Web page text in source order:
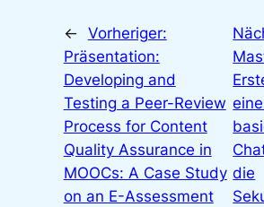
← Vorheriger:
Präsentation:
Developing and
Testing a Peer-Review
Process for Content
Quality Assurance in
MOOCs: A Case Study
on an E-Assessment
die